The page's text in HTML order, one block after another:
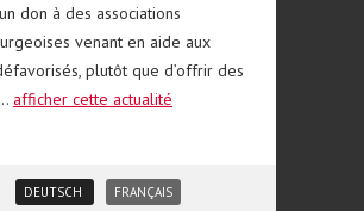
don à des associations
venant en aide aux
plutôt que d’offrir des
afficher cette actualité
DEUTSCH FRANÇAIS